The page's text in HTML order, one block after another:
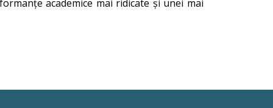
academice mai ridicate și unei mai